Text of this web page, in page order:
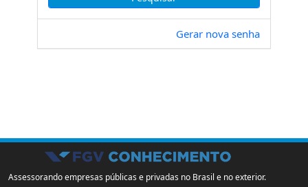
Gerar nova senha
Assessorando empresas públicas e privadas no Brasil e no exterior.